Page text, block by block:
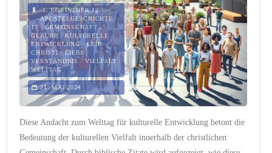
1. KORINTHER 12/
APOSTELGESCHICHTE
17/GEMEINSCHAFT/
GLAUBE/KULTURELLE
ENTWICKLUNG /LEIB
CHRISTI/LIEBE/
VERSTÄNDNIS /VIELFALT /
WELTTAG
21. MAI 2024
Diese Andacht zum Welttag für kulturelle Entwicklung betont die
Bedeutung der kulturellen Vielfalt innerhalb der christlichen